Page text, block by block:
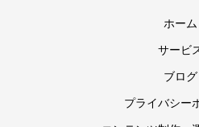
ホーム
サービ
ブログ
プライバシー